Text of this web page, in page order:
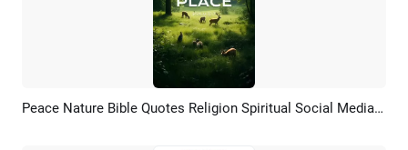
Pratinjau Rekreasi AI Peace Nature Bible Quotes Religion Spiritual Social Media Story